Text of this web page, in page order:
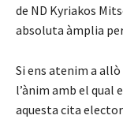
de ND Kyriakos
absoluta àmplia
Si ens atenim a
l’ànim amb el qual
aquesta cita